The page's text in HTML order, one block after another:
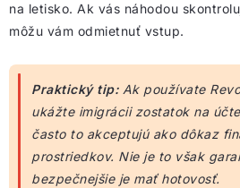
na letisko. Ak vás náhodou
môžu vám odmietnuť vstup.
Praktický tip:Ak používate
ukážte imigrácii zostatok na
často to akceptujú ako dôkaz
prostriedkov. Nie je to však
bezpečnejšie je mať hotovosť.